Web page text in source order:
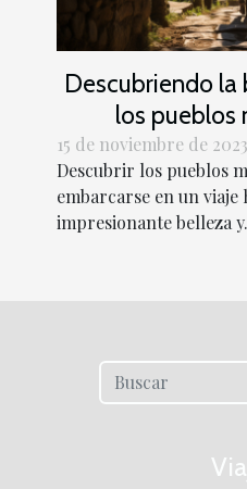
Descubriendo la
los pueblos
15 de noviembre de
Descubrir los pueblos
embarcarse en un viaje
impresionante belleza